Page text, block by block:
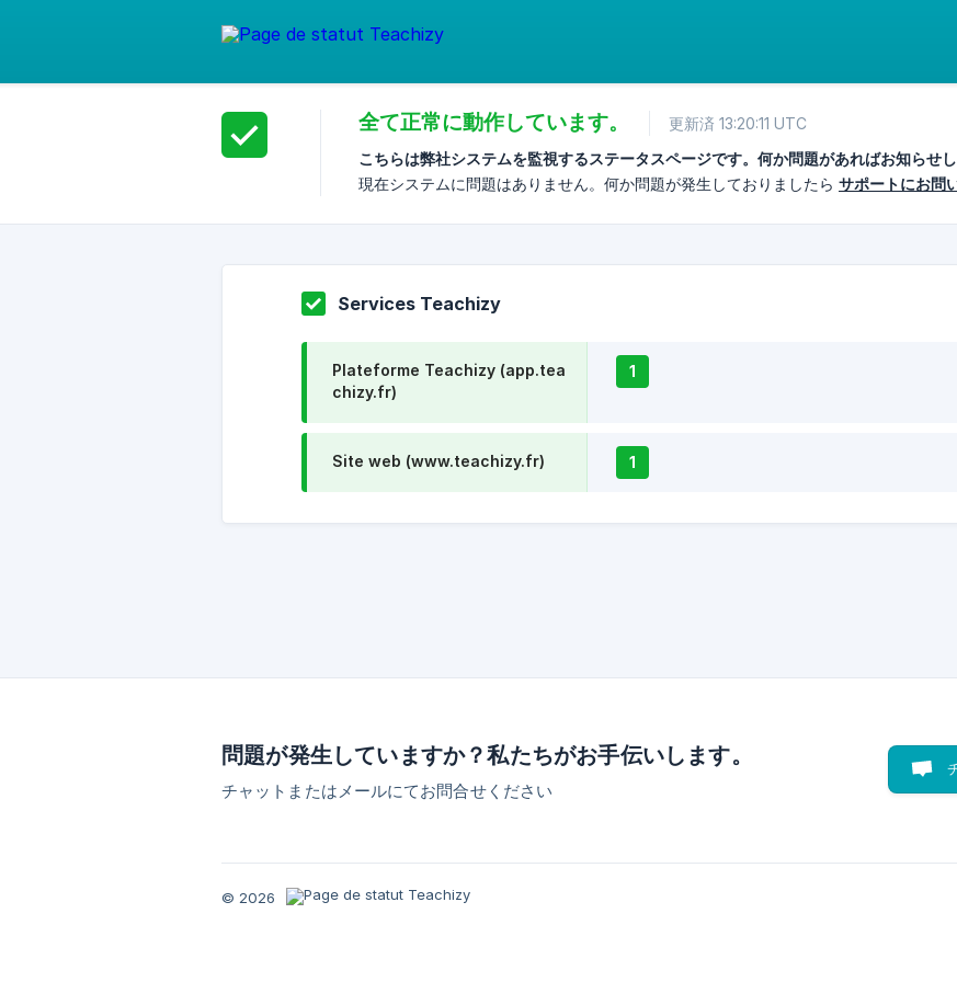
全て正常に動作しています。
更新済 13:20:11 UTC
こちらは弊社システムを監視するステータスページです。何か問題があればお知らせし
現在システムに問題はありません。何か問題が発生しておりましたら サポートにお問
Services Teachizy
Plateforme Teachizy (app.tea
chizy.fr)
1
Site web (www.teachizy.fr) 1
問題が発生していますか？私たちがお手伝いします。
チャットまたはメールにてお問合せください
© 2026